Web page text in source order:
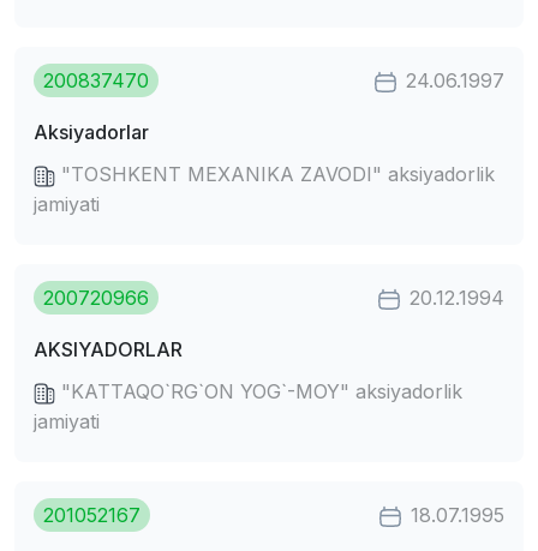
200837470 24.06.1997
Aksiyadorlar
"TOSHKENT MEXANIKA ZAVODI" aksiyadorlik
jamiyati
200720966 20.12.1994
AKSIYADORLAR
"KATTAQO`RG`ON YOG`-MOY" aksiyadorlik
jamiyati
201052167 18.07.1995